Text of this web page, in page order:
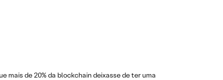
mais de 20% da blockchain deixasse de ter uma